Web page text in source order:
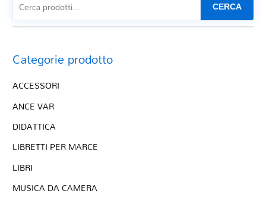
CERCA
Categorie prodotto
ACCESSORI
ANCE VAR
DIDATTICA
LIBRETTI PER MARCE
LIBRI
MUSICA DA CAMERA